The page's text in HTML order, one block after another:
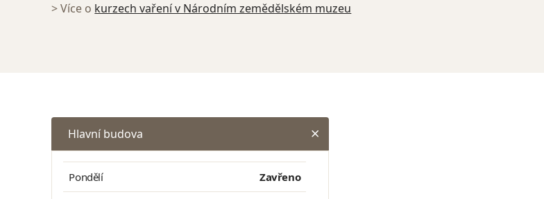
> Více o kurzech vaření v Národním zemědělském muzeu
Hlavní budova
Pondělí Zavřeno